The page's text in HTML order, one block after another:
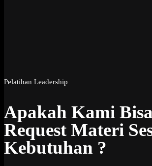
Pelatihan Leadership
Apakah Kami Bisa
Request Materi
Kebutuhan ?